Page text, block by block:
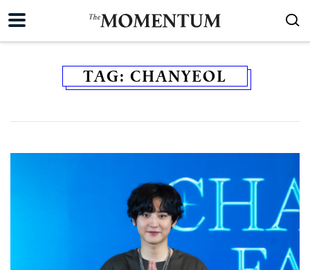
TAG: CHANYEOL